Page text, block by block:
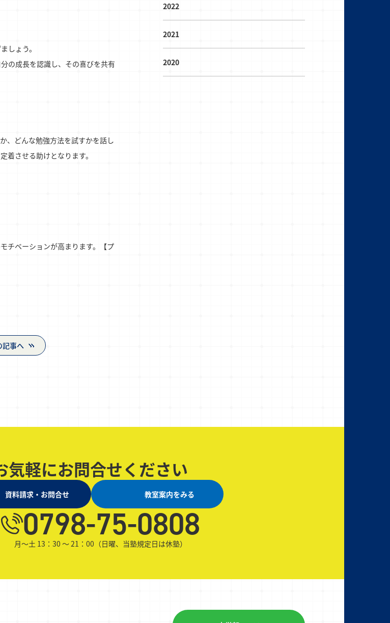
しょう。
の成長を認識し、その喜びを共有
、どんな勉強方法を試すかを話し
着させる助けとなります。
チベーションが高まります。【プ
記事へ
2022
2021
2020
気軽にお問合せください
資料請求・お問合せ 教室案内をみる
0798-75-0808
月～土 13：30 ～ 21：00（日曜、当塾規定日は休塾）